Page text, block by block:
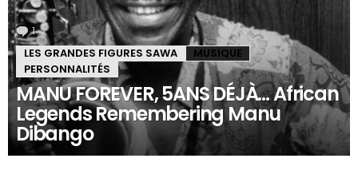
1 Comment
LES GRANDES FIGURES SAWA
MUSIQUE
PERSONNALITÉS
MANU FOREVER, 5ANS DÉJÀ… African
Legends Remembering Manu
Dibango